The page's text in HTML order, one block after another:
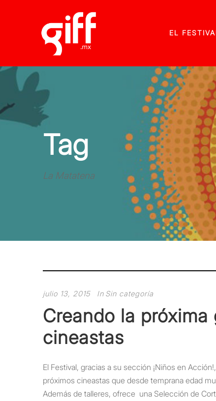
EL
Tag
La Matatena
julio 13, 2015 In Sin categoría
Creando la
cineastas
El Festival, gracias a su sección ¡Niños en
próximos cineastas que desde temprana edad
Además de talleres, ofrece una Selección de